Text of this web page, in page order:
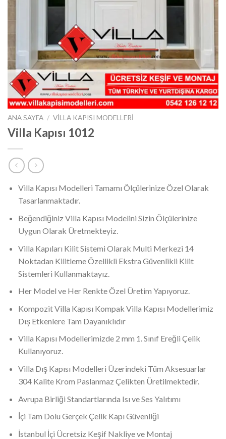
ANA SAYFA / VILLA KAPISI MODELLERI
Villa Kapısı 1012
Villa Kapısı Modelleri Tamamı Ölçülerinize Özel Olarak
Tasarlanmaktadır.
Beğendiğiniz Villa Kapısı Modelini Sizin Ölçülerinize
Uygun Olarak Üretmekteyiz.
Villa Kapıları Kilit Sistemi Olarak Multi Merkezi 14
Noktadan Kilitleme Özellikli Ekstra Güvenlikli Kilit
Sistemleri Kullanmaktayız.
Her Model ve Her Renkte Özel Üretim Yapıyoruz.
Kompozit Villa Kapısı Kompak Villa Kapısı Modellerimiz
Dış Etkenlere Tam Dayanıklıdır
Villa Kapısı Modellerimizde 2 mm 1. Sınıf Ereğli Çelik
Kullanıyoruz.
Villa Dış Kapısı Modelleri Üzerindeki Tüm Aksesuarlar
304 Kalite Krom Paslanmaz Çelikten Üretilmektedir.
Avrupa Birliği Standartlarında Isı ve Ses Yalıtımı
İçi Tam Dolu Gerçek Çelik Kapı Güvenliği
İstanbul İçi Ücretsiz Keşif Nakliye ve Montaj